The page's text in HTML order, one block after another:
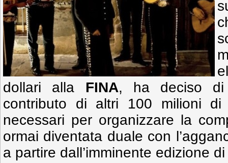
dollari alla FINA, ha deciso di
contributo di altri 100 milioni di
necessari per organizzare la
ormai diventata duale con
a partire dall’imminente edizione